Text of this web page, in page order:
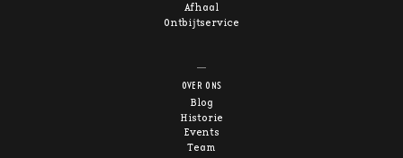
Afhaal
Ontbijtservice
OVER ONS
Blog
Historie
Events
Team